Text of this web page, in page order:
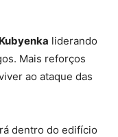
Kubyenka liderando
Mais reforços
ao ataque das
dentro do edifício